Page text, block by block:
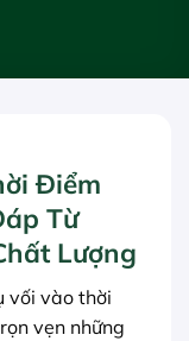
Điểm
Từ
Lượng
vối vào thời
vẹn những